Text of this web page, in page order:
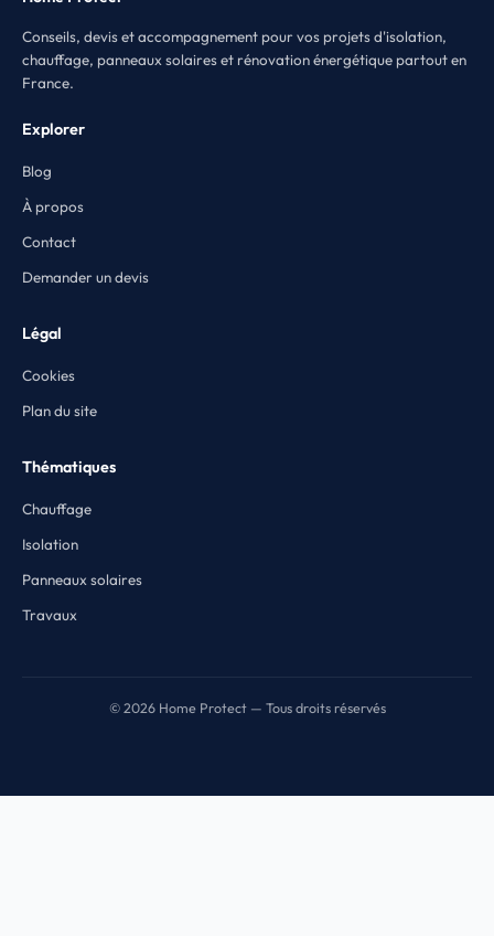
Conseils, devis et accompagnement pour vos projets d'isolation,
chauffage, panneaux solaires et rénovation énergétique partout en
France.
Explorer
Blog
À propos
Contact
Demander un devis
Légal
Cookies
Plan du site
Thématiques
Chauffage
Isolation
Panneaux solaires
Travaux
© 2026 Home Protect — Tous droits réservés